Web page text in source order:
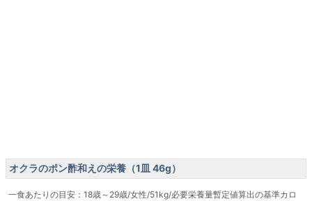
オクラのポン酢和えの栄養（1皿 46g）
一食あたりの目安：18歳～29歳/女性/51kg/必要栄養量暫定値算出の基準カロ